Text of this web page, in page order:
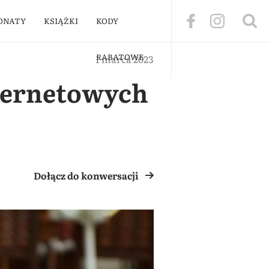
KSIĄŻKI KODY
RABATOWE
1 marca 2023
Dołącz do konwersacji